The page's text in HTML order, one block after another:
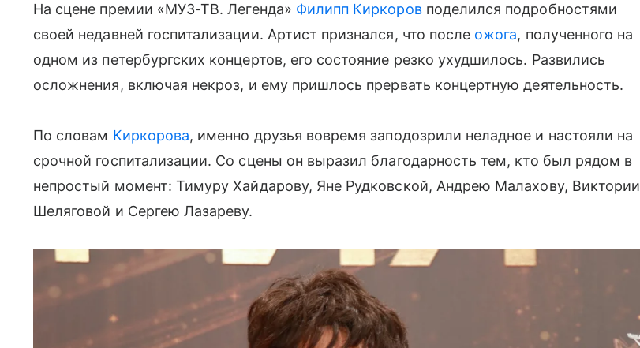
На сцене премии «МУЗ-ТВ. Легенда» Филипп Киркоровподелился подробностями
своей недавней госпитализации. Артист признался, что после ожога, полученного на
одном из петербургских концертов, его состояние резко ухудшилось. Развились
осложнения, включая некроз, и ему пришлось прервать концертную деятельность.
По словам Киркорова, именно друзья вовремя заподозрили неладное и настояли на
срочной госпитализации. Со сцены он выразил благодарность тем, кто был рядом в
непростый момент: Тимуру Хайдарову, Яне Рудковской, Андрею Малахову, Виктории
Шеляговой и Сергею Лазареву.